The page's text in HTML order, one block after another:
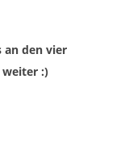
an den vier
weiter :)